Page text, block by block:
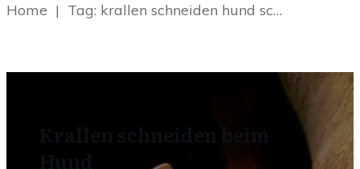
Home | Tag: krallen schneiden hund schwarz